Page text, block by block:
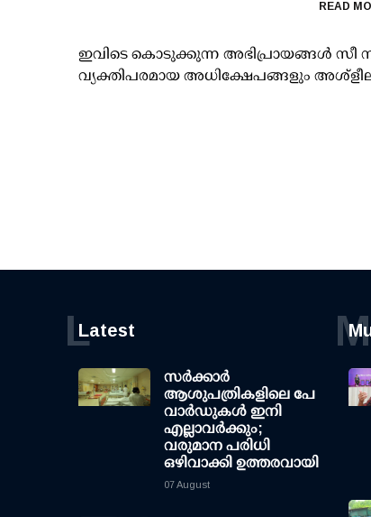
READ
ഇവിടെ കൊടുക്കുന്ന അഭിപ്രായങ്ങള്‍
വ്യക്തിപരമായ അധിക്ഷേപങ്ങളും
Latest
L
സര്‍ക്കാര്‍
ആശുപത്രികളിലെ പേ
വാര്‍ഡുകള്‍ ഇനി
എല്ലാവര്‍ക്കും;
വരുമാന പരിധി
ഒഴിവാക്കി ഉത്തരവായി
07 August
M